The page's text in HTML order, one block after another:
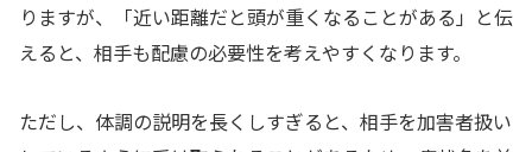
りますが、「近い距離だと頭が重くなることがある」と伝
えると、相手も配慮の必要性を考えやすくなります。
ただし、体調の説明を長くしすぎると、相手を加害者扱い